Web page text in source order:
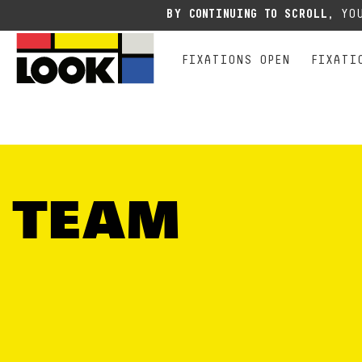
Suites aux événements actuels,
FIXATIONS OPEN
ALL MOUNTAIN FREE
TEAM
BY CONTINUING TO SCROLL,